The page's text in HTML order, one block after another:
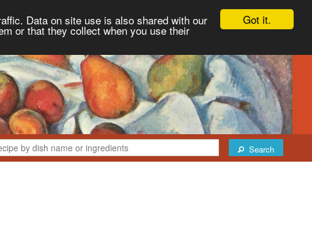
Got it.
Data on site use is also shared with our
or that they collect when you use their
Search